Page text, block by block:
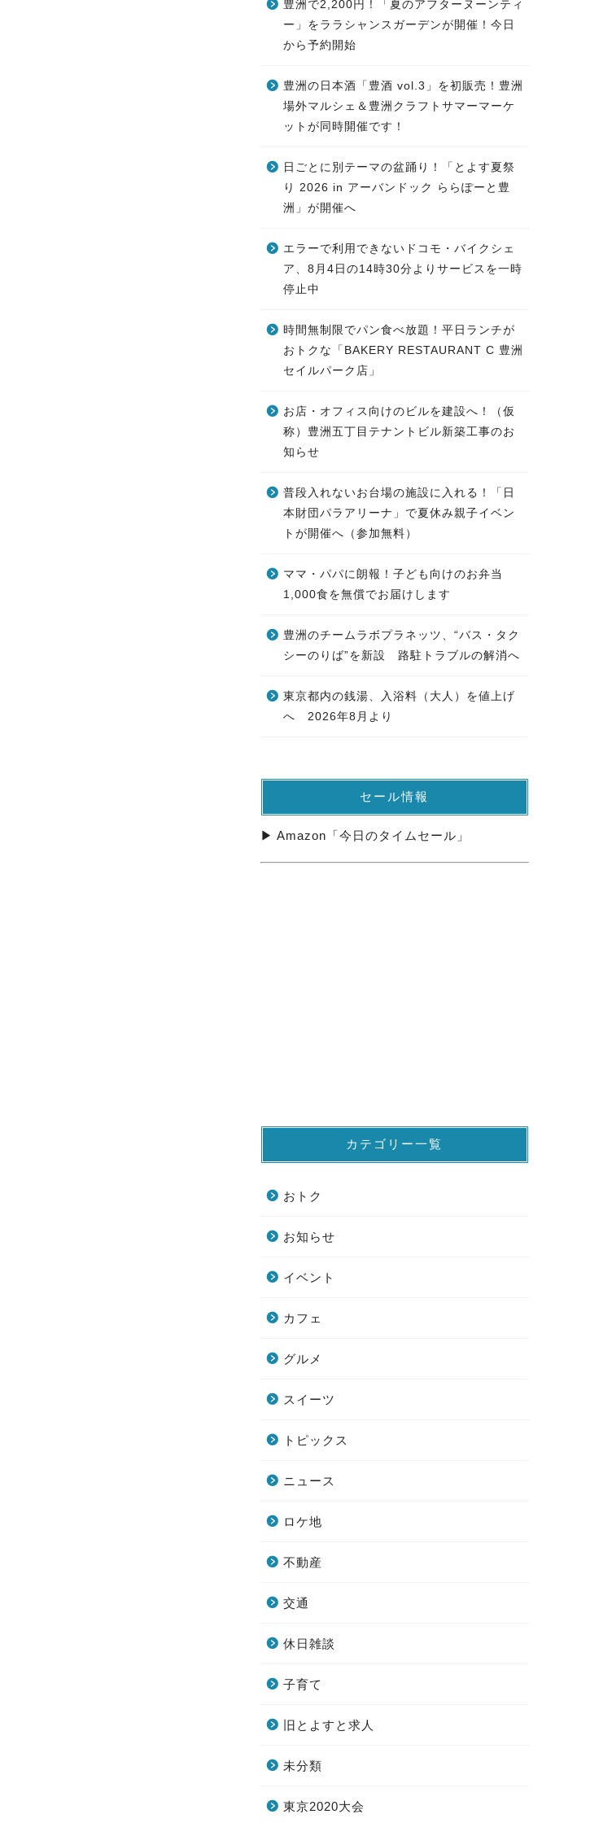
豊洲で2,200円！「夏のアフターヌーンティ
ー」をララシャンスガーデンが開催！今日
から予約開始
豊洲の日本酒「豊酒 vol.3」を初販売！豊洲
場外マルシェ＆豊洲クラフトサマーマーケ
ットが同時開催です！
日ごとに別テーマの盆踊り！「とよす夏祭
り 2026 in アーバンドック ららぽーと豊
洲」が開催へ
エラーで利用できないドコモ・バイクシェ
ア、8月4日の14時30分よりサービスを一時
停止中
時間無制限でパン食べ放題！平日ランチが
おトクな「BAKERY RESTAURANT C 豊洲
セイルパーク店」
お店・オフィス向けのビルを建設へ！（仮
称）豊洲五丁目テナントビル新築工事のお
知らせ
普段入れないお台場の施設に入れる！「日
本財団パラアリーナ」で夏休み親子イベン
トが開催へ（参加無料）
ママ・パパに朗報！子ども向けのお弁当
1,000食を無償でお届けします
豊洲のチームラボプラネッツ、“バス・タク
シーのりば”を新設 路駐トラブルの解消へ
東京都内の銭湯、入浴料（大人）を値上げ
へ 2026年8月より
セール情報
▶ Amazon「今日のタイムセール」
カテゴリー一覧
おトク
お知らせ
イベント
カフェ
グルメ
スイーツ
トピックス
ニュース
ロケ地
不動産
交通
休日雑談
子育て
旧とよすと求人
未分類
東京2020大会